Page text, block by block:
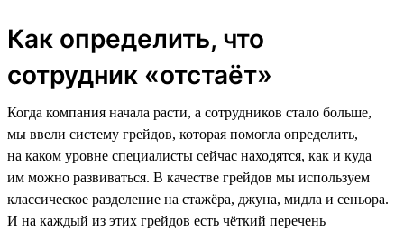
Как определить, что
сотрудник «‎отстаёт»‎
Когда компания начала расти, а сотрудников стало больше,
мы ввели систему грейдов, которая помогла определить,
на каком уровне специалисты сейчас находятся, как и куда
им можно развиваться. В качестве грейдов мы используем
классическое разделение на стажёра, джуна, мидла и сеньора.
И на каждый из этих грейдов есть чёткий перечень